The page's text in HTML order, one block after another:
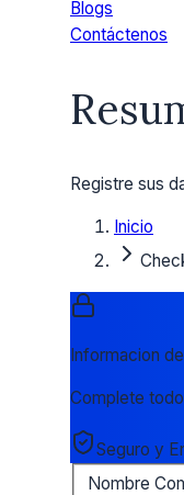
Blogs
Contáctenos
Registre sus
Inicio
Informacion
Complete
Seguro y
Nombre